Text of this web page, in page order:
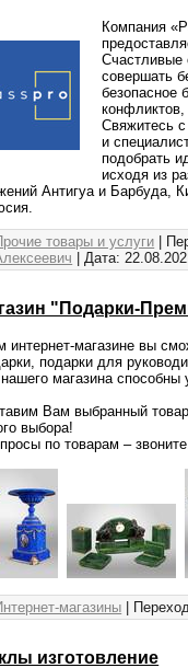
Компания
Счастливые
совершать
безопасное
Свяжитесь
и
подобрать
исходя из
Антигуа и Барбуда,
товары и услуги |
| Дата:
"Подарки-
интернет-магазине вы
подарки для
магазина
Вам выбранный
выбора!
по товарам –
магазины |
изготовление